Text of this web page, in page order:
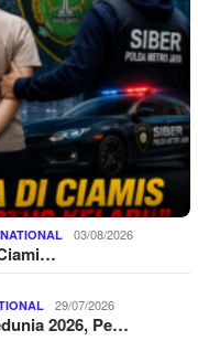
03/08/2026
29/07/2026
2026, Pe…